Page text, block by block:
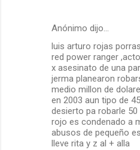
Anónimo dijo…
luis arturo rojas
red power ranger
x asesinato de una
jerma planearon
medio millon de
en 2003 aun tipo de
desierto pa robarle
rojo es condenado a
abusos de pequeño
lleve rita y z al + alla